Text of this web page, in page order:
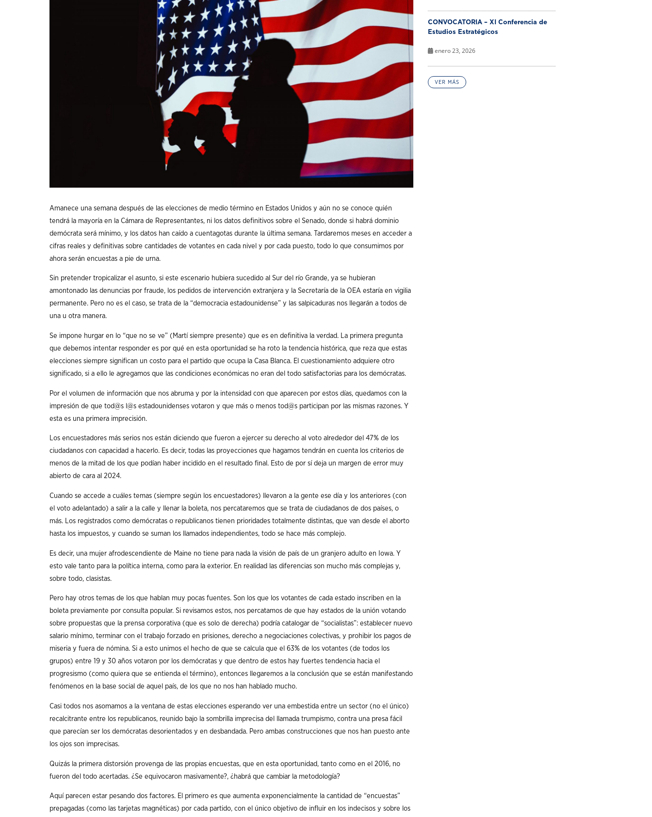
Amanece una semana después de las elecciones de medio término en Estados Unidos y aún no se conoce quién
tendrá la mayoría en la Cámara de Representantes, ni los datos definitivos sobre el Senado, donde si habrá dominio
demócrata será mínimo, y los datos han caído a cuentagotas durante la última semana. Tardaremos meses en acceder a
cifras reales y definitivas sobre cantidades de votantes en cada nivel y por cada puesto, todo lo que consumimos por
ahora serán encuestas a pie de urna.
Sin pretender tropicalizar el asunto, si este escenario hubiera sucedido al Sur del río Grande, ya se hubieran
amontonado las denuncias por fraude, los pedidos de intervención extranjera y la Secretaría de la OEA estaría en vigilia
permanente. Pero no es el caso, se trata de la “democracia estadounidense” y las salpicaduras nos llegarán a todos de
una u otra manera.
Se impone hurgar en lo “que no se ve” (Martí siempre presente) que es en definitiva la verdad. La primera pregunta
que debemos intentar responder es por qué en esta oportunidad se ha roto la tendencia histórica, que reza que estas
elecciones siempre significan un costo para el partido que ocupa la Casa Blanca. El cuestionamiento adquiere otro
significado, si a ello le agregamos que las condiciones económicas no eran del todo satisfactorias para los demócratas.
Por el volumen de información que nos abruma y por la intensidad con que aparecen por estos días, quedamos con la
impresión de que tod@s l@s estadounidenses votaron y que más o menos tod@s participan por las mismas razones. Y
esta es una primera imprecisión.
Los encuestadores más serios nos están diciendo que fueron a ejercer su derecho al voto alrededor del 47% de los
ciudadanos con capacidad a hacerlo. Es decir, todas las proyecciones que hagamos tendrán en cuenta los criterios de
menos de la mitad de los que podían haber incidido en el resultado final. Esto de por sí deja un margen de error muy
abierto de cara al 2024.
Cuando se accede a cuáles temas (siempre según los encuestadores) llevaron a la gente ese día y los anteriores (con
el voto adelantado) a salir a la calle y llenar la boleta, nos percataremos que se trata de ciudadanos de dos países, o
más. Los registrados como demócratas o republicanos tienen prioridades totalmente distintas, que van desde el aborto
hasta los impuestos, y cuando se suman los llamados independientes, todo se hace más complejo.
Es decir, una mujer afrodescendiente de Maine no tiene para nada la visión de país de un granjero adulto en Iowa. Y
esto vale tanto para la política interna, como para la exterior. En realidad las diferencias son mucho más complejas y,
sobre todo, clasistas.
Pero hay otros temas de los que hablan muy pocas fuentes. Son los que los votantes de cada estado inscriben en la
boleta previamente por consulta popular. Si revisamos estos, nos percatamos de que hay estados de la unión votando
sobre propuestas que la prensa corporativa (que es solo de derecha) podría catalogar de “socialistas”: establecer nuevo
salario mínimo, terminar con el trabajo forzado en prisiones, derecho a negociaciones colectivas, y prohibir los pagos de
miseria y fuera de nómina. Si a esto unimos el hecho de que se calcula que el 63% de los votantes (de todos los
grupos) entre 19 y 30 años votaron por los demócratas y que dentro de estos hay fuertes tendencia hacia el
progresismo (como quiera que se entienda el término), entonces llegaremos a la conclusión que se están manifestando
fenómenos en la base social de aquel país, de los que no nos han hablado mucho.
Casi todos nos asomamos a la ventana de estas elecciones esperando ver una embestida entre un sector (no el único)
recalcitrante entre los republicanos, reunido bajo la sombrilla imprecisa del llamada trumpismo, contra una presa fácil
que parecían ser los demócratas desorientados y en desbandada. Pero ambas construcciones que nos han puesto ante
los ojos son imprecisas.
Quizás la primera distorsión provenga de las propias encuestas, que en esta oportunidad, tanto como en el 2016, no
fueron del todo acertadas. ¿Se equivocaron masivamente?, ¿habrá que cambiar la metodología?
Aquí parecen estar pesando dos factores. El primero es que aumenta exponencialmente la cantidad de “encuestas”
prepagadas (como las tarjetas magnéticas) por cada partido, con el único objetivo de influir en los indecisos y sobre los
CONVOCATORIA – XI Conferencia de
Estudios Estratégicos
enero 23, 2026
VER MÁS